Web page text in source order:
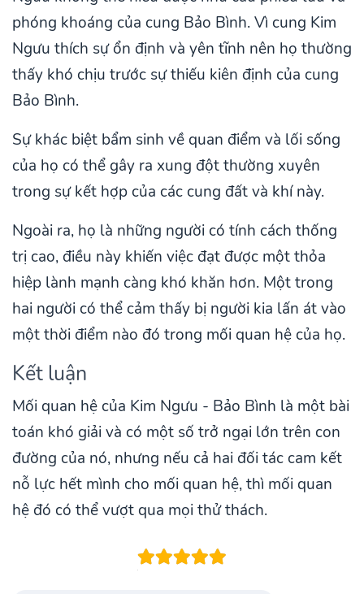
phóng khoáng của cung Bảo Bình. Vì cung Kim
Ngưu thích sự ổn định và yên tĩnh nên họ thường
thấy khó chịu trước sự thiếu kiên định của cung
Bảo Bình.
Sự khác biệt bẩm sinh về quan điểm và lối sống
của họ có thể gây ra xung đột thường xuyên
trong sự kết hợp của các cung đất và khí này.
Ngoài ra, họ là những người có tính cách thống
trị cao, điều này khiến việc đạt được một thỏa
hiệp lành mạnh càng khó khăn hơn. Một trong
hai người có thể cảm thấy bị người kia lấn át vào
một thời điểm nào đó trong mối quan hệ của họ.
Kết luận
Mối quan hệ của Kim Ngưu - Bảo Bình là một bài
toán khó giải và có một số trở ngại lớn trên con
đường của nó, nhưng nếu cả hai đối tác cam kết
nỗ lực hết mình cho mối quan hệ, thì mối quan
hệ đó có thể vượt qua mọi thử thách.